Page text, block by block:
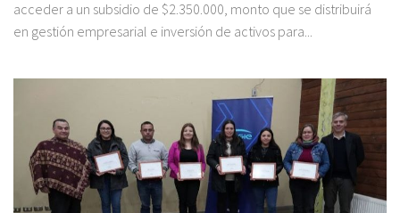
acceder a un subsidio de $2.350.000, monto que se distribuirá
en gestión empresarial e inversión de activos para...